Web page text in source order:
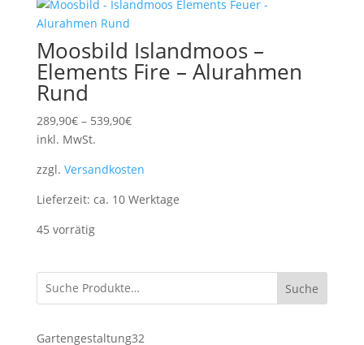
Moosbild Islandmoos –
Elements Fire – Alurahmen
Rund
289,90€– 539,90€
inkl. MwSt.
zzgl. Versandkosten
Lieferzeit: ca. 10 Werktage
45 vorrätig
Suche
Gartengestaltung3232